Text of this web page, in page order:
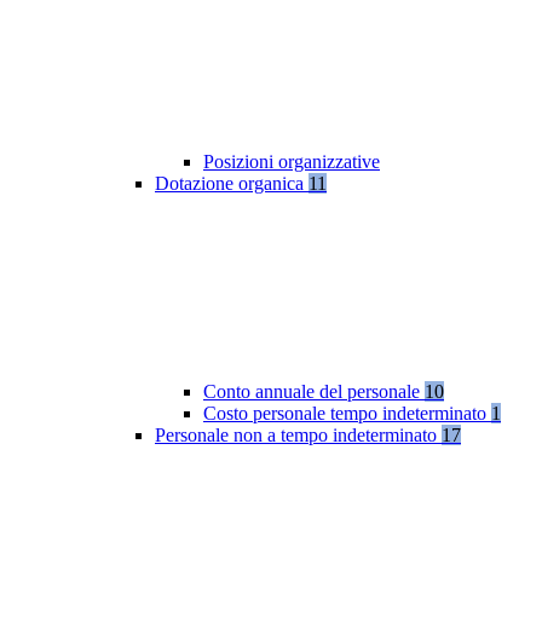
Posizioni organizzative
Dotazione organica 11
Conto annuale del personale 10
Costo personale tempo indeterminato 1
Personale non a tempo indeterminato 17